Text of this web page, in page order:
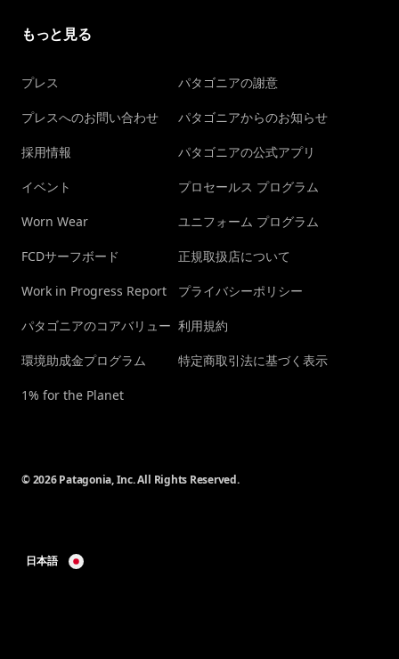
もっと見る
プレス
プレスへのお問い合わせ
採用情報
イベント
Worn Wear
FCDサーフボード
Work in Progress Report
パタゴニアのコアバリュー
環境助成金プログラム
1% for the Planet
パタゴニアの謝意
パタゴニアからのお知らせ
パタゴニアの公式アプリ
プロセールス プログラム
ユニフォーム プログラム
正規取扱店について
プライバシーポリシー
利用規約
特定商取引法に基づく表示
© 2026 Patagonia, Inc. All Rights Reserved.
日本語